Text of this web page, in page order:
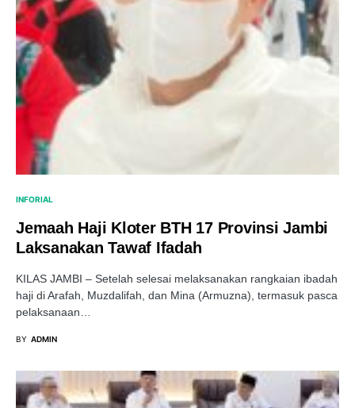
INFORIAL
Jemaah Haji Kloter BTH 17 Provinsi Jambi
Laksanakan Tawaf Ifadah
KILAS JAMBI – Setelah selesai melaksanakan rangkaian ibadah
haji di Arafah, Muzdalifah, dan Mina (Armuzna), termasuk pasca
pelaksanaan…
BY ADMIN